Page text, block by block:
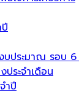
บประมาณ รอบ
ระจำเดือน
ำปี